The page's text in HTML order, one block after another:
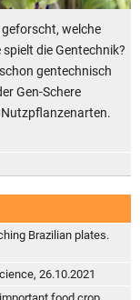
welche
die Gentechnik?
gentechnisch
Gen-Schere
Brazilian plates.
26.10.2021